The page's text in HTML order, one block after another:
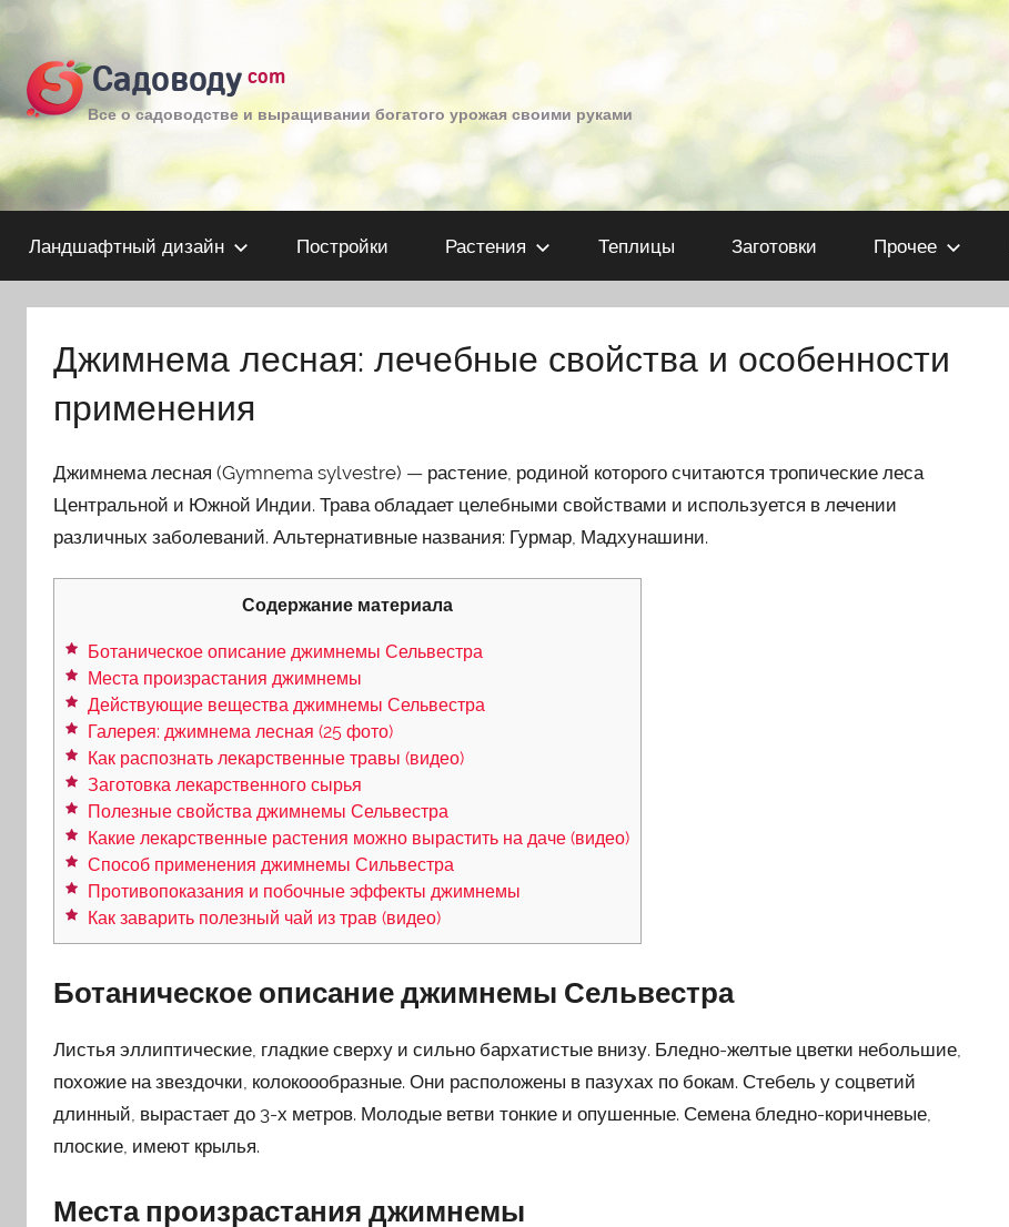
содержимомуСадоводу com
Все о садоводстве и выращивании богатого урожая своими руками
Ландшафтный дизайн Постройки Растения Теплицы Заготовки Прочее
Джимнема лесная: лечебные свойства и особенности
применения
Джимнема лесная (Gymnema sylvestre) — растение, родиной которого считаются тропические леса
Центральной и Южной Индии. Трава обладает целебными свойствами и используется в лечении
различных заболеваний. Альтернативные названия: Гурмар, Мадхунашини.
Содержание материала
Ботаническое описание джимнемы Сельвестра
Места произрастания джимнемы
Действующие вещества джимнемы Сельвестра
Галерея: джимнема лесная (25 фото)
Как распознать лекарственные травы (видео)
Заготовка лекарственного сырья
Полезные свойства джимнемы Сельвестра
Какие лекарственные растения можно вырастить на даче (видео)
Способ применения джимнемы Сильвестра
Противопоказания и побочные эффекты джимнемы
Как заварить полезный чай из трав (видео)
Ботаническое описание джимнемы Сельвестра
Листья эллиптические, гладкие сверху и сильно бархатистые внизу. Бледно-желтые цветки небольшие,
похожие на звездочки, колокоообразные. Они расположены в пазухах по бокам. Стебель у соцветий
длинный, вырастает до 3-х метров. Молодые ветви тонкие и опушенные. Семена бледно-коричневые,
плоские, имеют крылья.
Места произрастания джимнемы